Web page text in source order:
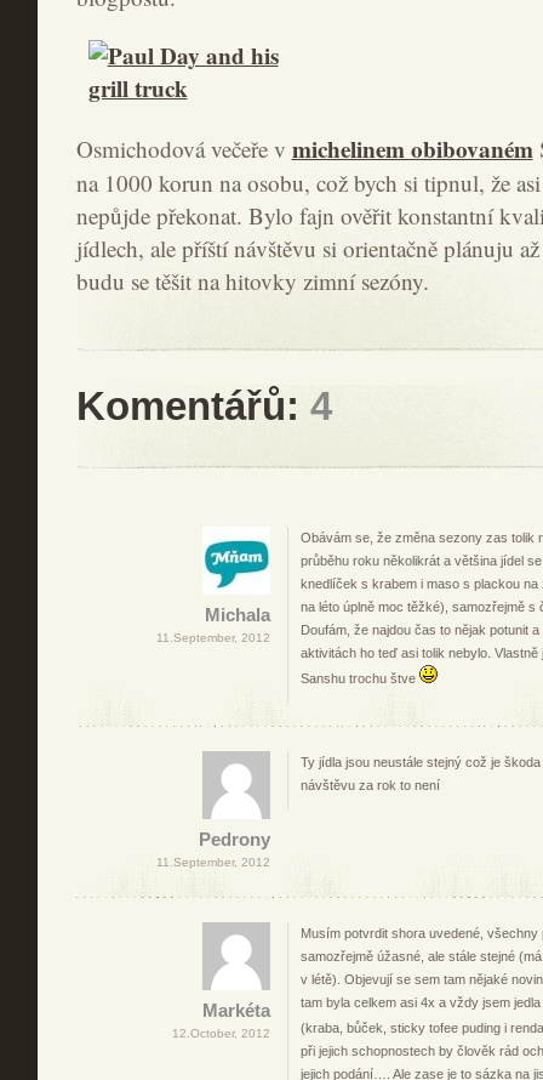
Osmichodová večeře v michelinem obibovaném
na 1000 korun na osobu, což bych si tipnul, že
nepůjde překonat. Bylo fajn ověřit konstantní
jídlech, ale příští návštěvu si orientačně plánuju
budu se těšit na hitovky zimní sezóny.
Komentářů: 4
Michala
11.September, 2012
Obávám se, že změna sezony zas tolik
průběhu roku několikrát a většina jídel
knedlíček s krabem i maso s plackou
na léto úplně moc těžké), samozřejmě s
Doufám, že najdou čas to nějak potunit
aktivitách ho teď asi tolik nebylo. Vlastně
Sanshu trochu štve
Pedrony
11.September, 2012
Ty jídla jsou neustále stejný což je
návštěvu za rok to není
Markéta
12.October, 2012
Musím potvrdit shora uvedené, všechny
samozřejmě úžasné, ale stále stejné
v létě). Objevují se sem tam nějaké
tam byla celkem asi 4x a vždy jsem
(kraba, bůček, sticky tofee puding i
při jejich schopnostech by člověk rád
jejich podání…. Ale zase je to sázka na